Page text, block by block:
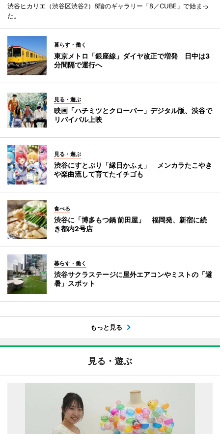
渋谷ヒカリエ（渋谷区渋谷2）8階のギャラリー「8／CUBE」で始まっ
た。
暮らす・働く
東京メトロ「銀座線」ダイヤ改正で増発 日中は3
分間隔で運行へ
見る・遊ぶ
映画「ハチミツとクローバー」デジタル版、渋谷で
リバイバル上映
見る・遊ぶ
渋谷にすとぷり「縁日かふぇ」 メンカラたこやき
や楽曲流して育てたイチゴも
食べる
渋谷に「博多もつ鍋 前田屋」 福岡発、新宿に続
き都内2号店
暮らす・働く
渋谷サクラステージに屋外エアコンやミストの「避
暑」スポット
もっと見る
見る・遊ぶ